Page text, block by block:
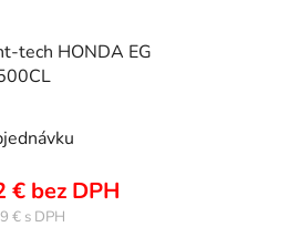
tech HONDA EG
€ bez DPH
€